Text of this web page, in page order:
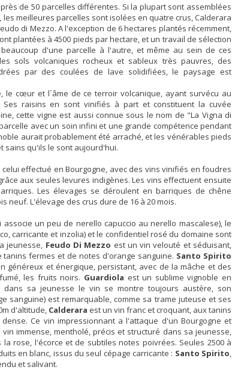
de 50 parcelles différentes. Si la plupart sont assemblées
meilleures parcelles sont isolées en quatre crus, Calderara
di Mezzo. A l'exception de 6 hectares plantés récemment,
plantées à 4500 pieds par hectare, et un travail de sélection
d'une parcelle à l'autre, et même au sein de ces
sols volcaniques rocheux et sableux très pauvres, des
par des coulées de lave solidifiées, le paysage est
cœur et l´âme de ce terroir volcanique, ayant survécu au
raisins en sont vinifiés à part et constituent la cuvée
cette vigne est aussi connue sous le nom de "La Vigna di
avec un soin infini et une grande compétence pendant
aurait probablement été arraché, et les vénérables pieds
sains qu'ils le sont aujourd'hui.
effectué en Bourgogne, avec des vins vinifiés en foudres
aux seules levures indigènes. Les vins effectuent ensuite
Les élevages se déroulent en barriques de chêne
neuf. L'élevage des crus dure de 16 à 20 mois.
un peu de nerello capuccio au nerello mascalese), le
carricante et inzolia) et le confidentiel rosé du domaine sont
jeunesse, Feudo Di Mezzo est un vin velouté et séduisant,
fermes et de notes d'orange sanguine. Santo Spirito
généreux et énergique, persistant, avec de la mâche et des
les fruits noirs. Guardiola est un sublime vignoble en
sa jeunesse le vin se montre toujours austère, son
sanguine) est remarquable, comme sa trame juteuse et ses
d'altitude, Calderara est un vin franc et croquant, aux tanins
Ce vin impressionnant a l'attaque d'un Bourgogne et
vin immense, mentholé, précis et structuré dans sa jeunesse,
rose, l'écorce et de subtiles notes poivrées. Seules 2500 à
en blanc, issus du seul cépage carricante : Santo Spirito,
et salivant.